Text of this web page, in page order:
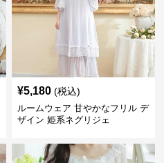
¥5,180 (税込)
ルームウェア 甘やかなフリル デ
ザイン 姫系ネグリジェ